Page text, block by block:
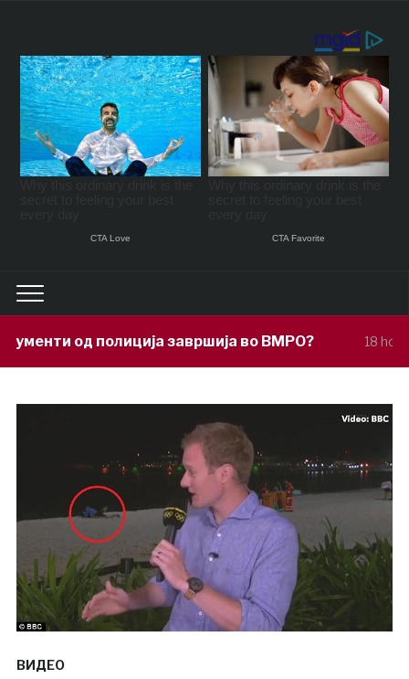
завршија во ВМРО? 18 hours ago Под
ВИДЕО